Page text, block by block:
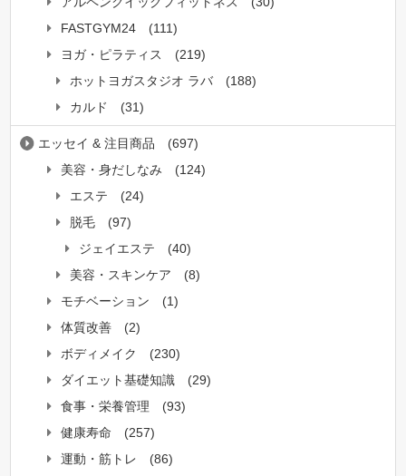
FASTGYM24
(111)
ヨガ・ピラティス
(219)
ホットヨガスタジオ ラバ
(188)
カルド
(31)
エッセイ & 注目商品
(697)
美容・身だしなみ
(124)
エステ
(24)
脱毛
(97)
ジェイエステ
(40)
美容・スキンケア
(8)
モチベーション
(1)
体質改善
(2)
ボディメイク
(230)
ダイエット基礎知識
(29)
食事・栄養管理
(93)
健康寿命
(257)
運動・筋トレ
(86)